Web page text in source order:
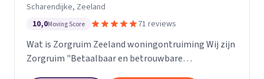
Scharendijke, Zeeland
10,0Moving Score 71 reviews
Wat is Zorgruim Zeeland woningontruiming Wij zijn
Zorgruim "Betaalbaar en betrouwbare